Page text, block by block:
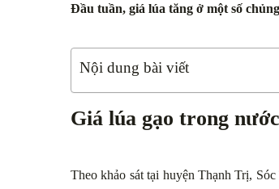
Đầu tuần, giá lúa tăng ở một số
Nội dung bài viết
Giá lúa gạo trong nước
Theo khảo sát tại huyện Thạnh Trị,